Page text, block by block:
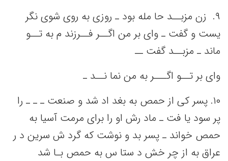
٩. ‌ زن مزبــد حا مله‌ بود ـ روزی به‌ روی شوی نگر
یست‌ و گفت‌ ـ وای بر من‌ اگــر فــرزند م به‌ تــو
ماند ـ مزبــد گفت‌ ــ
وای بر تــو اگـــر به‌ من‌ نما نــد ـ
١٠. ‌پسر کی‌ از حمص‌ به‌ بغد اد شد و صنعت‌ ـ ـ ـ را
پر سود یا فت‌ ـ ماد رش او را برای مرمت‌ آسیا به‌
حمص‌ خواند ـ پسر بد و نوشت‌ که‌ گرد ش سرین‌ د ر
عراق به‌ از چر خش‌ د ستا س به‌ حمص‌ بـا شد